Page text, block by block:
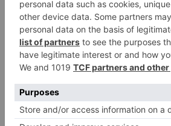
superior al 30% y que es
empleo debiendo negociar la
publicación antes del 1 de
csif logra
garantizar
continuidad empresa